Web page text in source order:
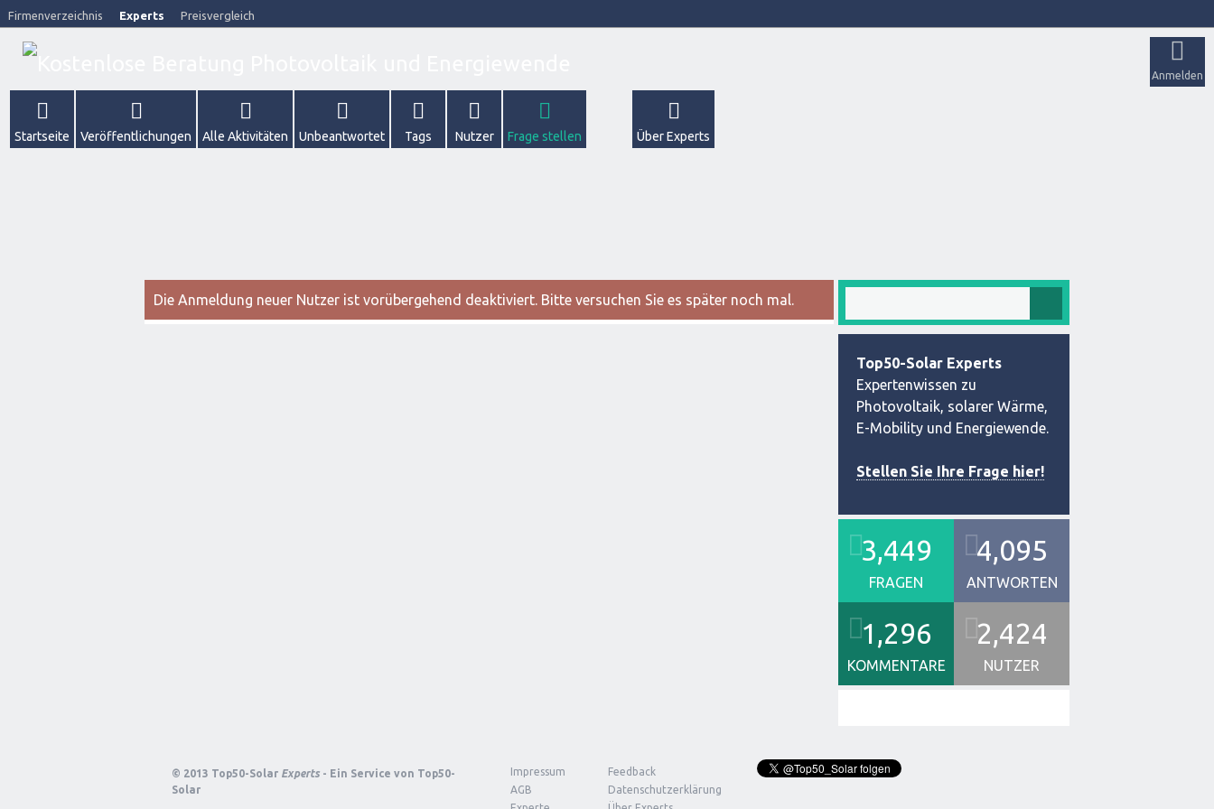
Firmenverzeichnis Experts Preisvergleich
Anmelden
Startseite Veröffentlichungen Alle Aktivitäten Unbeantwortet Tags Nutzer Frage stellen Über Experts
Die Anmeldung neuer Nutzer ist vorübergehend deaktiviert. Bitte versuchen Sie es später noch mal.
Top50-Solar Experts
Expertenwissen zu
Photovoltaik, solarer Wärme,
E-Mobility und Energiewende.
Stellen Sie Ihre Frage hier!
3,449
FRAGEN
4,095
ANTWORTEN
1,296
KOMMENTARE
2,424
NUTZER
© 2013 Top50-Solar Experts - Ein Service von Top50-
Solar
Impressum
Feedback
AGB
Datenschutzerklärung